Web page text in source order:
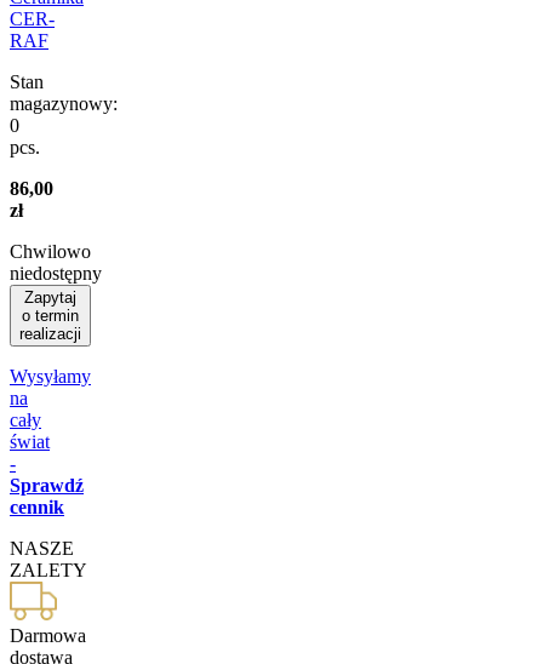
CER-
RAF
Stan
magazynowy:
0
pcs.
86,00
zł
Chwilowo
niedostępny
Zapytaj
o termin
realizacji
Wysyłamy
na
cały
świat
-
Sprawdź
cennik
NASZE
ZALETY
Darmowa
dostawa